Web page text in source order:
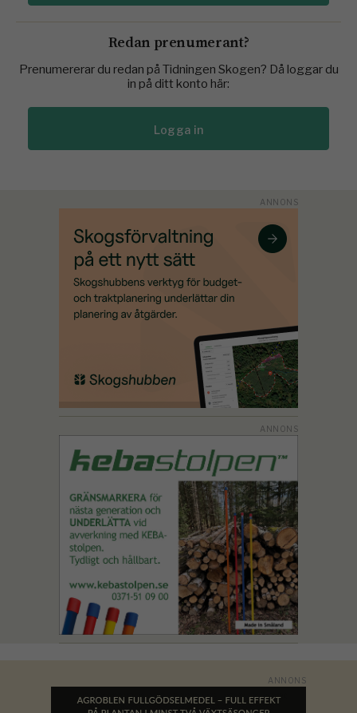
Redan prenumerant?
Prenumererar du redan på Tidningen Skogen? Då loggar du
in på ditt konto här:
Logga in